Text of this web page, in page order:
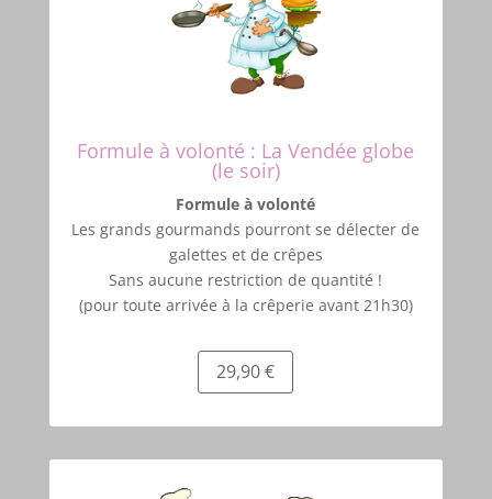
Formule à volonté : La Vendée globe
(le soir)
Formule à volonté
Les grands gourmands pourront se délecter de
galettes et de crêpes
Sans aucune restriction de quantité !
(pour toute arrivée à la crêperie avant 21h30)
29,90 €